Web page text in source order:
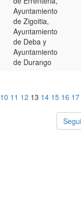
Ayuntamiento
de Zigoitia,
Ayuntamiento
de Deba y
Ayuntamiento
de Durango
10 11 12 13 14 15 16 17